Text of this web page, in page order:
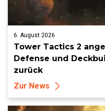
6. August 2026
Tower Tactics 2
Defense und
zurück
Zur News